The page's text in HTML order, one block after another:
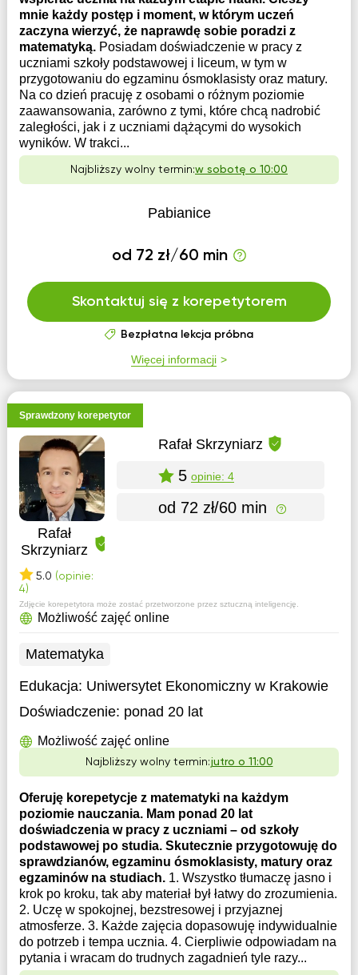
mnie każdy postęp i moment, w którym uczeń
zaczyna wierzyć, że naprawdę sobie poradzi z
matematyką. Posiadam doświadczenie w pracy z
uczniami szkoły podstawowej i liceum, w tym w
przygotowaniu do egzaminu ósmoklasisty oraz matury.
Na co dzień pracuję z osobami o różnym poziomie
zaawansowania, zarówno z tymi, które chcą nadrobić
zaległości, jak i z uczniami dążącymi do wysokich
wyników. W trakci...
Najbliższy wolny termin:w sobotę o 10:00
Pabianice
od 72 zł/60 min
Skontaktuj się z korepetytorem
Bezpłatna lekcja próbna
Więcej informacji
Sprawdzony korepetytor
Rafał
Skrzyniarz
5.0 (opinie:
4)
Rafał Skrzyniarz
5 opinie: 4
od 72 zł/60 min
Zdjęcie korepetytora może zostać przetworzone przez sztuczną inteligencję.
Możliwość zajęć online
Matematyka
Edukacja: Uniwersytet Ekonomiczny w Krakowie
Doświadczenie: ponad 20 lat
Możliwość zajęć online
Najbliższy wolny termin:jutro o 11:00
Oferuję korepetycje z matematyki na każdym
poziomie nauczania. Mam ponad 20 lat
doświadczenia w pracy z uczniami – od szkoły
podstawowej po studia. Skutecznie przygotowuję do
sprawdzianów, egzaminu ósmoklasisty, matury oraz
egzaminów na studiach. 1. Wszystko tłumaczę jasno i
krok po kroku, tak aby materiał był łatwy do zrozumienia.
2. Uczę w spokojnej, bezstresowej i przyjaznej
atmosferze. 3. Każde zajęcia dopasowuję indywidualnie
do potrzeb i tempa ucznia. 4. Cierpliwie odpowiadam na
pytania i wracam do trudnych zagadnień tyle razy...